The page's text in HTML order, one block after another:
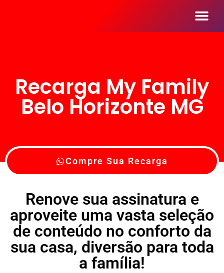
Recarga My Family
Belo Horizonte MG
Compre Sua Recarga
Renove sua assinatura e
aproveite uma vasta seleção
de conteúdo no conforto da
sua casa, diversão para toda
a família!